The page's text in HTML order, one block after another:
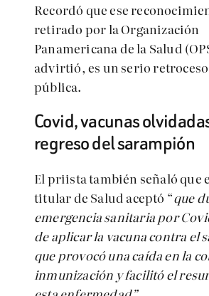
Recordó que ese
retirado por la Organización
Panamericana de la Salud
advirtió, es un serio
pública.
Covid, vacunas
regreso del sarampión
El priista también señaló que
titular de Salud aceptó “que
emergencia sanitaria por
de aplicar la vacuna contra el
que provocó una caída en la
inmunización y facilitó el